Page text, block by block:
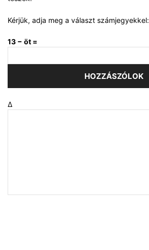
Kérjük, adja meg a választ számjegyekkel:
13 − öt =
Δ